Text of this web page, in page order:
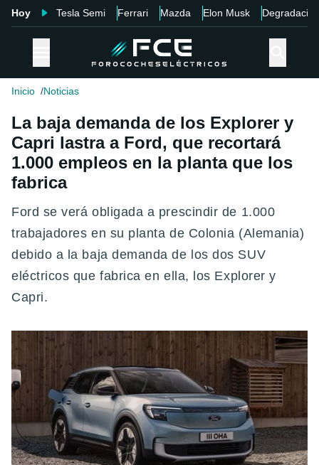
Hoy Tesla Semi Ferrari Mazda Elon Musk Degradación
Inicio Noticias
La baja demanda de los Explorer y
Capri lastra a Ford, que recortará
1.000 empleos en la planta que los
fabrica
Ford se verá obligada a prescindir de 1.000
trabajadores en su planta de Colonia (Alemania)
debido a la baja demanda de los dos SUV
eléctricos que fabrica en ella, los Explorer y
Capri.